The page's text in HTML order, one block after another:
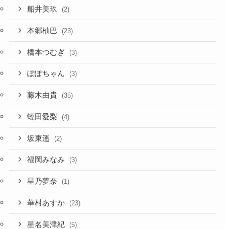
船井美玖 (2)
本郷柚巴 (23)
橋本つむぎ (3)
ぽぽちゃん (3)
藤木由貴 (35)
蛭田愛梨 (4)
坂東遥 (2)
福岡みなみ (3)
星乃夢奈 (1)
華村あすか (23)
星名美津紀 (5)